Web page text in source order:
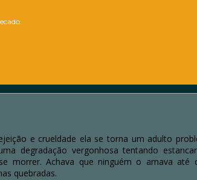
e crueldade ela se torna um adulto
degradação vergonhosa tentando
morrer. Achava que ninguém o amava até
quebradas.